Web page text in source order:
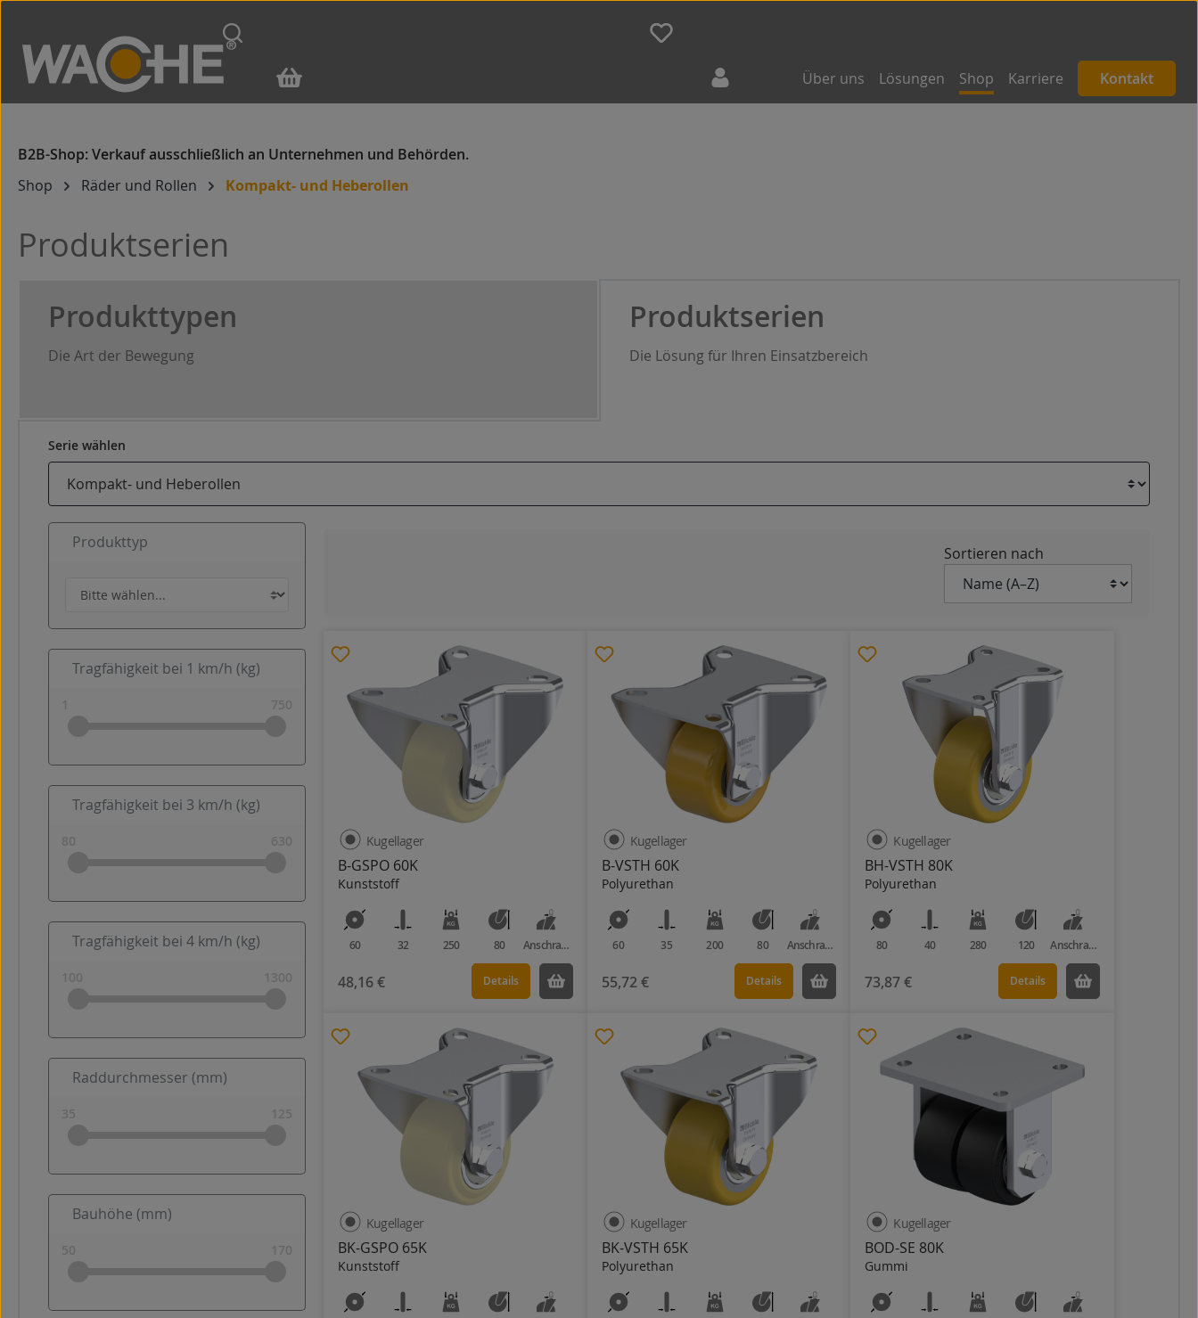
Zur Hauptnavigation springen
Über uns Lösungen Shop Karriere Kontakt
Shop Räder und Rollen Kompakt- und Heberollen
Produktserien
Produkttypen
Die Art der Bewegung
Produktserien
Die Lösung für Ihren Einsatzbereich
Serie wählen
Produkttyp
Tragfähigkeit bei 1 km/h (kg)
Tragfähigkeit bei 3 km/h (kg)
Tragfähigkeit bei 4 km/h (kg)
Raddurchmesser (mm)
Bauhöhe (mm)
Sortieren nach
B-GSPO 60K
Kunststoff
Kugellager
60 32 250 80 Anschraubplatte
48,16 € Details
B-VSTH 60K
Polyurethan
Kugellager
60 35 200 80 Anschraubplatte
55,72 € Details
BH-VSTH 80K
Polyurethan
Kugellager
80 40 280 120 Anschraubplatte
73,87 € Details
BK-GSPO 65K
Kunststoff
Kugellager
BK-VSTH 65K
Polyurethan
Kugellager
BOD-SE 80K
Gummi
Kugellager